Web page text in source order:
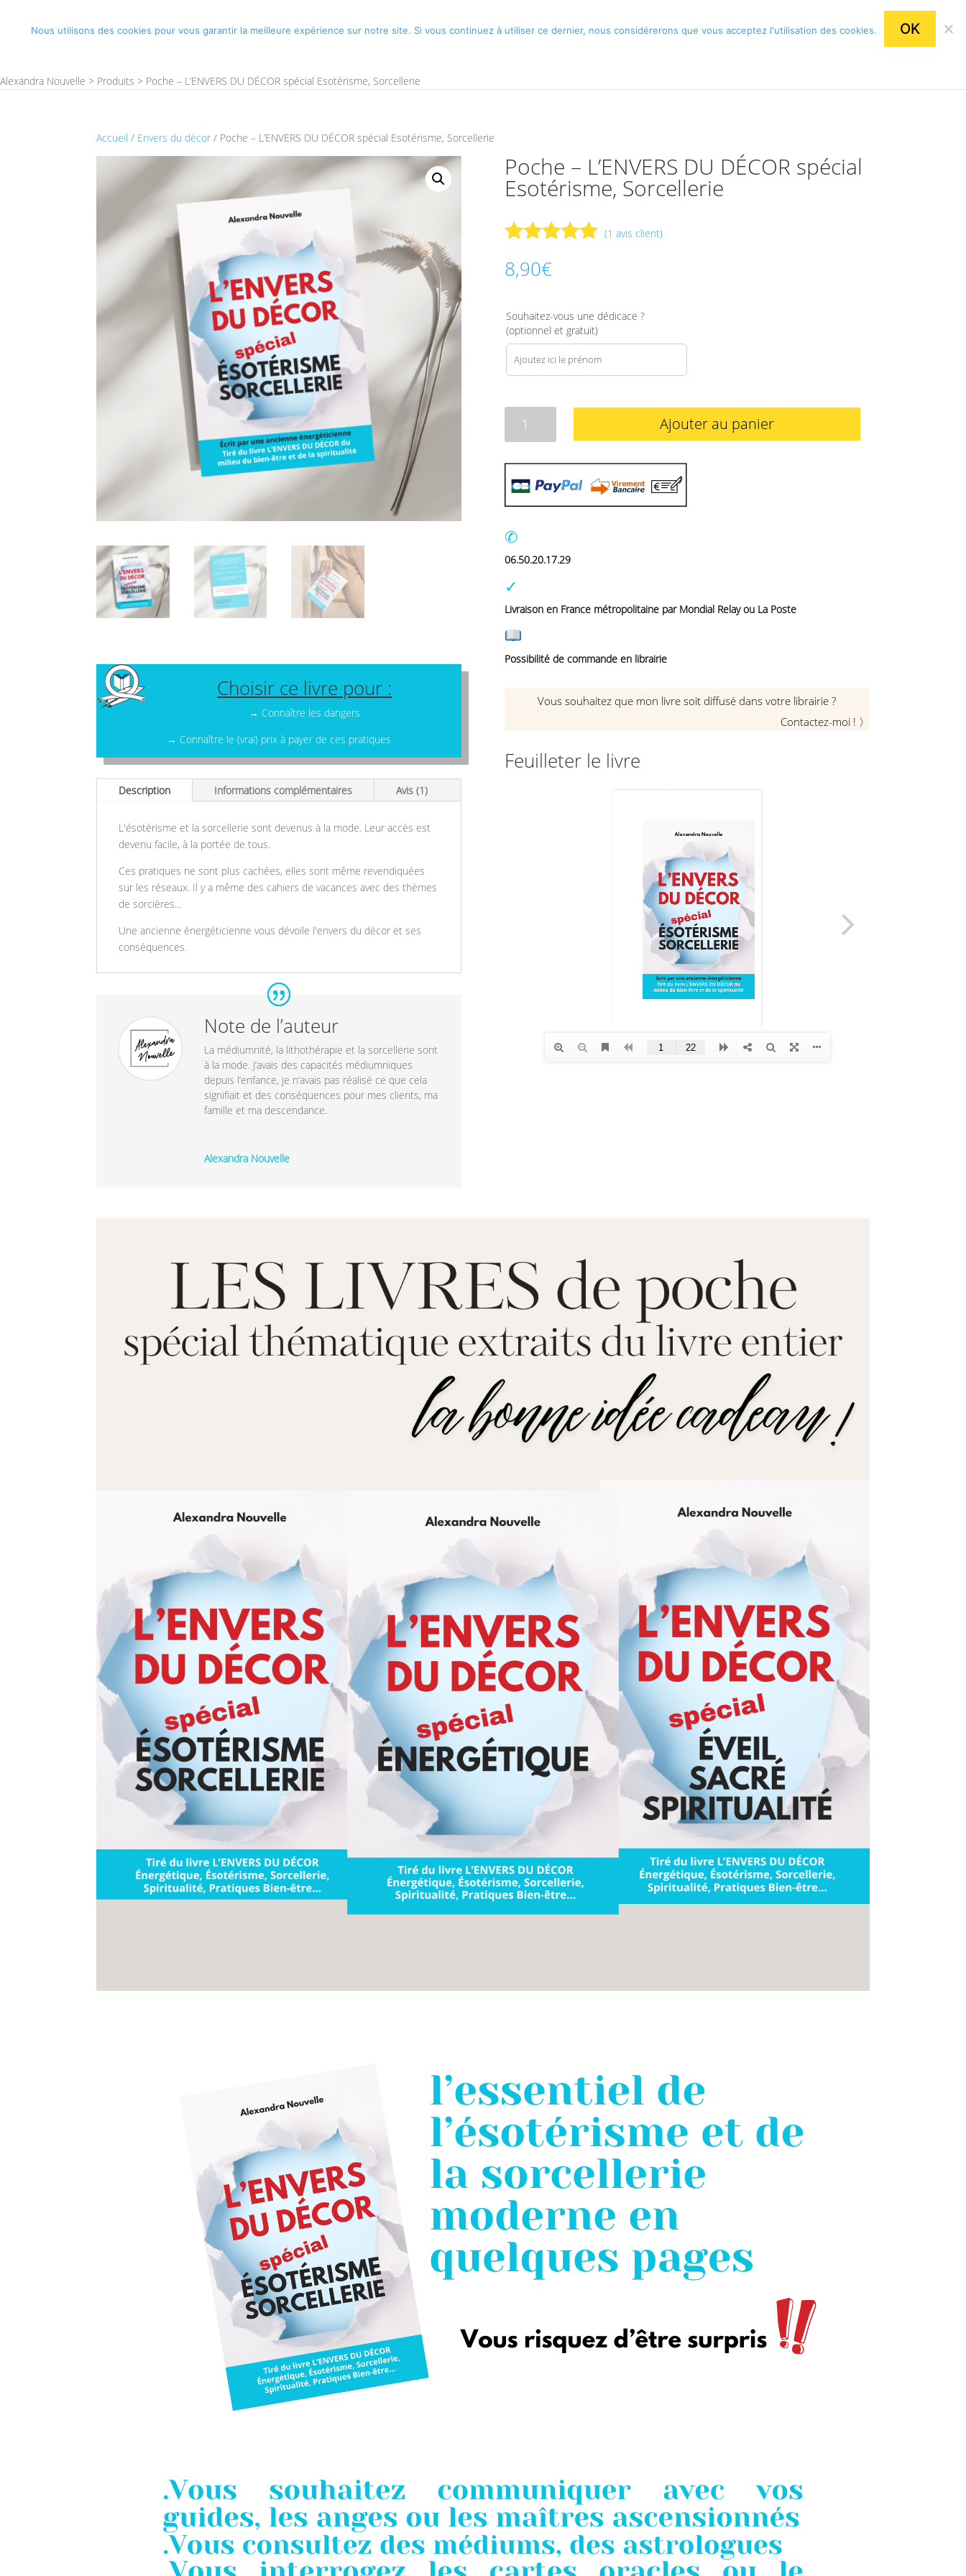
Alexandra Nouvelle > Produits > Poche – L’ENVERS DU DÉCOR spécial Esotérisme, Sorcellerie
Accueil / Envers du décor / Poche – L’ENVERS DU DÉCOR spécial Esotérisme, Sorcellerie
Choisir ce livre pour :
→ Connaître les dangers
→ Connaître le (vrai) prix à payer de ces pratiques
Description Informations complémentaires Avis (1)
L'ésotérisme et la sorcellerie sont devenus à la mode. Leur accès est
devenu facile, à la portée de tous.
Ces pratiques ne sont plus cachées, elles sont même revendiquées
sur les réseaux. Il y a même des cahiers de vacances avec des thèmes
de sorcières...
Une ancienne énergéticienne vous dévoile l'envers du décor et ses
conséquences.
Note de l’auteur
La médiumnité, la lithothérapie et la sorcellerie sont
à la mode. J’avais des capacités médiumniques
depuis l’enfance, je n’avais pas réalisé ce que cela
signifiait et des conséquences pour mes clients, ma
famille et ma descendance.
Alexandra Nouvelle
Poche – L’ENVERS DU DÉCOR spécial
Esotérisme, Sorcellerie
sur 5
notation
client
(1 avis client)
8,90€
Souhaitez-vous une dédicace ?
(optionnel et gratuit)
-
L'ENVERS
DU
spécial
Esotérisme,
Sorcellerie
Ajouter au panier
✆
06.50.20.17.29
✓
Livraison en France métropolitaine par Mondial Relay ou La Poste
Possibilité de commande en librairie
Vous souhaitez que mon livre soit diffusé dans votre librairie ?
Contactez-moi ! 〉
Feuilleter le livre
Nous utilisons des cookies pour vous garantir la meilleure expérience sur notre site. Si vous continuez à utiliser ce dernier, nous considérerons que vous acceptez l'utilisation des cookies. OK